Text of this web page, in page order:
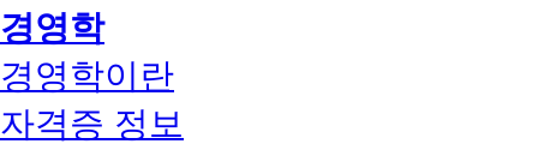
경영학
경영학이란
자격증 정보